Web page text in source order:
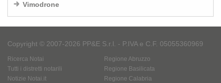
Vimodrone
Copyright © 2007-2026 PP&E S.r.l. - P.IVA e C.F. 05055360969
Ricerca Notai
Tutti i distretti notarili
Notizie Notai.it
Regione Abruzzo
Regione Basilicata
Regione Calabria